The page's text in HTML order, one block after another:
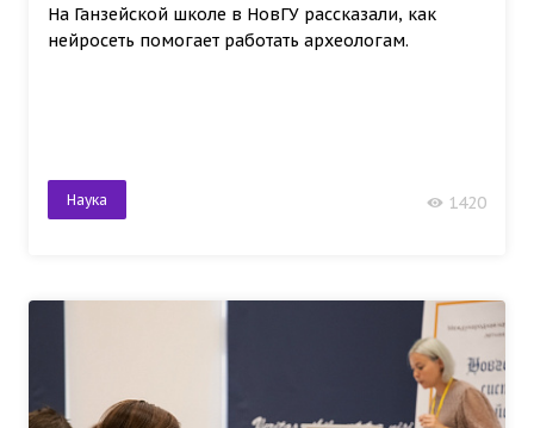
На Ганзейской школе в НовГУ рассказали, как
нейросеть помогает работать археологам.
Наука 1420